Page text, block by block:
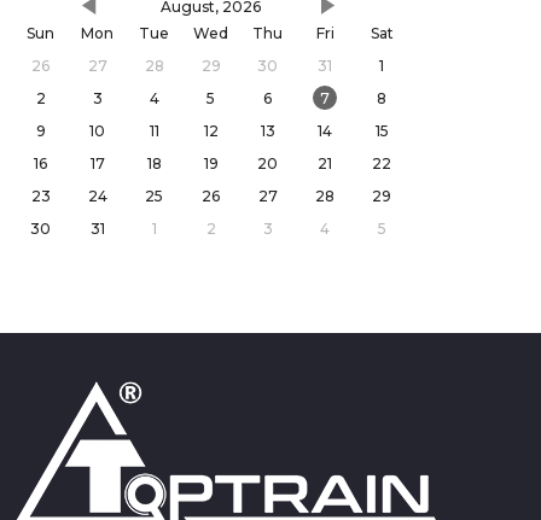
August, 2026
Sun
Mon Tue Wed Thu Fri
Sat
26
27 28 29 30 31
1
2
3 4 5 6 7
8
9
10 11 12 13 14
15
16
17 18 19 20 21
22
23
24 25 26 27 28
29
30
31 1 2 3 4 5